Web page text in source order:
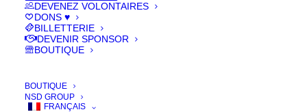
DEVENEZ VOLONTAIRES
DONS ♥
BILLETTERIE
DEVENIR SPONSOR
BOUTIQUE
BOUTIQUE
NSD GROUP
FRANÇAIS